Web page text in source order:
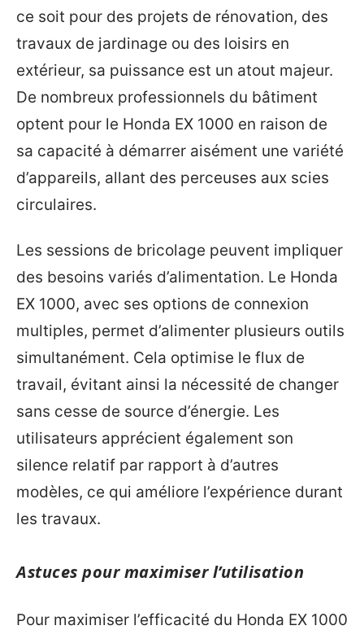
ce soit pour des projets de rénovation, des
travaux de jardinage ou des loisirs en
extérieur, sa puissance est un atout majeur.
De nombreux professionnels du bâtiment
optent pour le Honda EX 1000 en raison de
sa capacité à démarrer aisément une variété
d’appareils, allant des perceuses aux scies
circulaires.
Les sessions de bricolage peuvent impliquer
des besoins variés d’alimentation. Le Honda
EX 1000, avec ses options de connexion
multiples, permet d’alimenter plusieurs outils
simultanément. Cela optimise le flux de
travail, évitant ainsi la nécessité de changer
sans cesse de source d’énergie. Les
utilisateurs apprécient également son
silence relatif par rapport à d’autres
modèles, ce qui améliore l’expérience durant
les travaux.
Astuces pour maximiser l’utilisation
Pour maximiser l’efficacité du Honda EX 1000